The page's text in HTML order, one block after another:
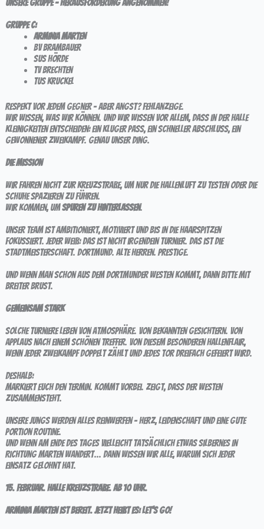
Unsere Gruppe – Herausforderung angenommen!
Gruppe C:
ARMINIA MARTEN
BV Brambauer
SuS Hörde
TV Brechten
TuS Kruckel
Respekt vor jedem Gegner – aber Angst? Fehlanzeige.
Wir wissen, was wir können. Und wir wissen vor allem, dass in der Halle
Kleinigkeiten entscheiden: ein kluger Pass, ein schneller Abschluss, ein
gewonnener Zweikampf. Genau unser Ding.
Die Mission
Wir fahren nicht zur Kreuzstraße, um nur die Hallenluft zu testen oder die
Schuhe spazieren zu führen.
Wir kommen, umSpuren zu hinterlassen.
Unser Team ist ambitioniert, motiviert und bis in die Haarspitzen
fokussiert. Jeder weiß: Das ist nicht irgendein Turnier. Das ist die
Stadtmeisterschaft. Dortmund. Alte Herren. Prestige.
Und wenn man schon aus dem Dortmunder Westen kommt, dann bitte mit
breiter Brust.
Gemeinsam stark
Solche Turniere leben von Atmosphäre. Von bekannten Gesichtern. Von
Applaus nach einem schönen Treffer. Von diesem besonderen Hallenflair,
wenn jeder Zweikampf doppelt zählt und jedes Tor dreifach gefeiert wird.
Deshalb:
Markiert euch den Termin. Kommt vorbei. Zeigt, dass der Westen
zusammensteht.
Unsere Jungs werden alles reinwerfen – Herz, Leidenschaft und eine gute
Portion Routine.
Und wenn am Ende des Tages vielleicht tatsächlich etwas Silbernes in
Richtung Marten wandert… dann wissen wir alle, warum sich jeder
Einsatz gelohnt hat.
15. Februar. Halle Kreuzstraße. Ab 10 Uhr.
Arminia Marten ist bereit. Jetzt heißt es: Let’s go!